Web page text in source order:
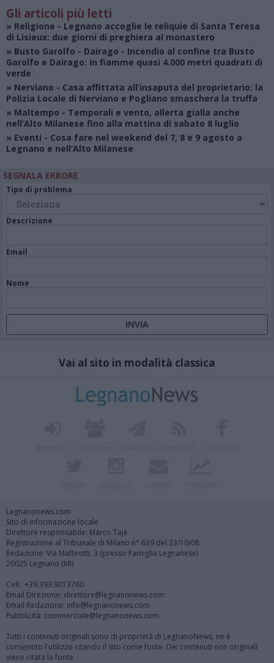
Gli articoli più letti
» Religione - Legnano accoglie le reliquie di Santa Teresa
di Lisieux: due giorni di preghiera al monastero
» Busto Garolfo - Dairago - Incendio al confine tra Busto
Garolfo e Dairago: in fiamme quasi 4.000 metri quadrati di
verde
» Nerviano - Casa affittata all’insaputa del proprietario: la
Polizia Locale di Nerviano e Pogliano smaschera la truffa
» Maltempo - Temporali e vento, allerta gialla anche
nell’Alto Milanese fino alla mattina di sabato 8 luglio
» Eventi - Cosa fare nel weekend del 7, 8 e 9 agosto a
Legnano e nell’Alto Milanese
SEGNALA ERRORE
Tipo di problema
Descrizione
Email
Nome
Vai al sito in modalità classica
Legnanonews.com
Sito di informazione locale
Direttore responsabile: Marco Tajè
Registrazione al Tribunale di Milano n° 639 del 23/10/08
Redazione: Via Matteotti, 3 (presso Famiglia Legnanese)
20025 Legnano (MI)
Cell.: +39.393.9013760
Email Direzione: direttore@legnanonews.com
Email Redazione: info@legnanonews.com
Pubblicità: commerciale@legnanonews.com
Tutti i contenuti originali sono di proprietà di LegnanoNews, ne è
consentito l'utilizzo citando il sito come fonte. Dei contenuti non originali
viene citata la fonte.